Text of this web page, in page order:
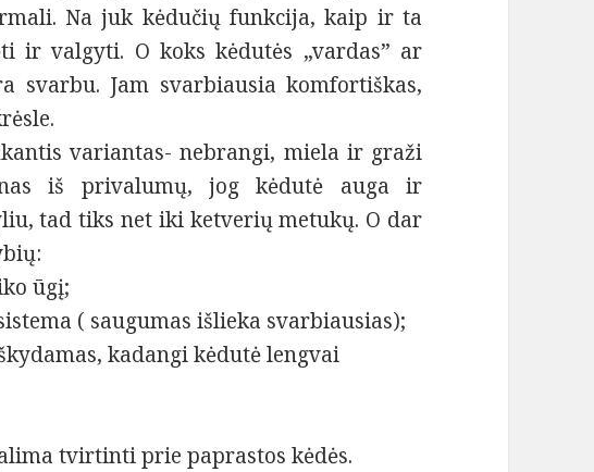
Na juk kėdučių funkcija, kaip ir ta
ir valgyti. O koks kėdutės „vardas” ar
svarbu. Jam svarbiausia komfortiškas,
variantas- nebrangi, miela ir graži
iš privalumų, jog kėdutė auga ir
tad tiks net iki ketverių metukų. O dar
ūgį;
( saugumas išlieka svarbiausias);
kadangi kėdutė lengvai
tvirtinti prie paprastos kėdės.